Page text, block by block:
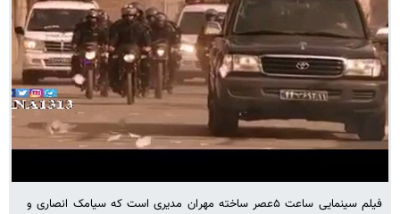
فیلم سینمایی ساعت ۵عصر ساخته مهران مدیری است که سیامک انصاری و